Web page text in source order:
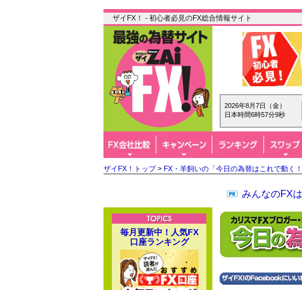
ザイFX！ - 初心者必見のFX総合情報サイト
2026年8月7日（金）
日本時間6時57分11秒
ザイFX！トップ> FX・羊飼いの「今日の為替はこれで動く！
みんなのFX
毎月更新中！人気FX
口座ランキング